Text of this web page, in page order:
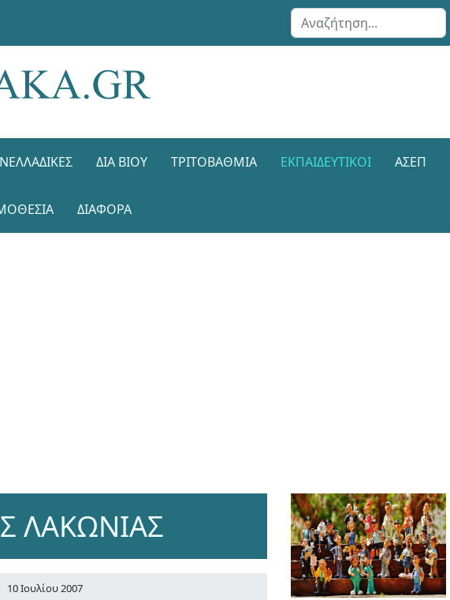
Αναζήτηση...
ΔΙΑ ΒΊΟΥ ΤΡΙΤΟΒΆΘΜΙΑ ΕΚΠΑΙΔΕΥΤΙΚΟΊ ΑΣΕΠ
ΔΙΑΦΟΡΑ
ΛΑΚΩΝΙΑΣ
10 Ιουλίου 2007